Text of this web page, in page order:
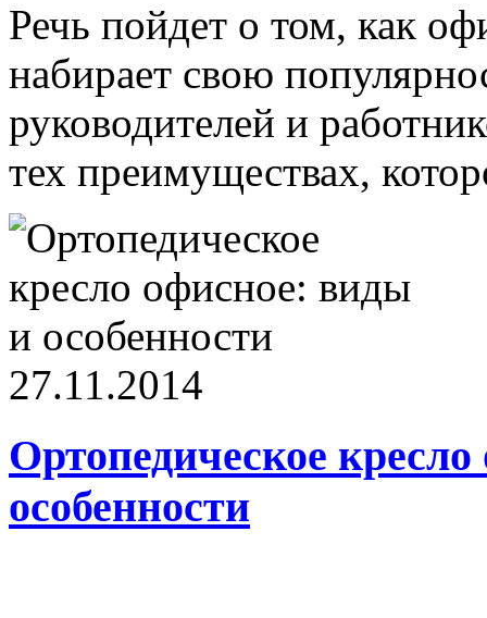
Речь пойдет о том, как
набирает свою
руководителей и
тех преимуществах,
27.11.2014
Ортопедическое
особенности